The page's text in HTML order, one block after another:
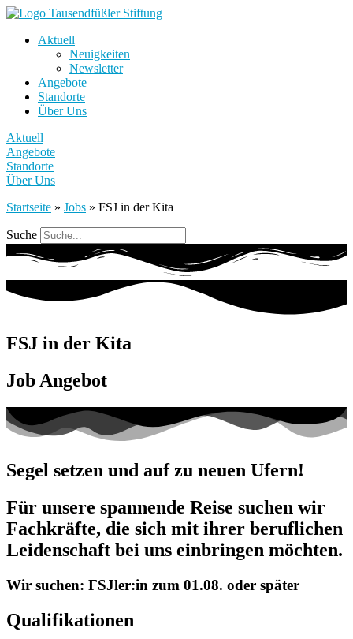
Aktuell
Neuigkeiten
Newsletter
Angebote
Standorte
Über Uns
Aktuell
Angebote
Standorte
Über Uns
Startseite » Jobs » FSJ in der Kita
Suche
FSJ in der Kita
Job Angebot
Segel setzen und auf zu neuen Ufern!
Für unsere spannende Reise suchen wir
Fachkräfte, die sich mit ihrer beruflichen
Leidenschaft bei uns einbringen möchten.
Wir suchen: FSJler:in zum 01.08. oder später
Qualifikationen